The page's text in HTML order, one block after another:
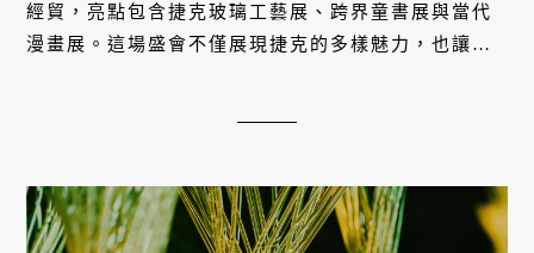
經貿，亮點包含捷克玻璃工藝展、跨界童書展與當代
漫畫展。這場盛會不僅展現捷克的多樣魅力，也讓臺